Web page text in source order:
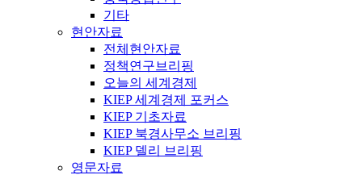
기타
현안자료
전체현안자료
정책연구브리핑
오늘의 세계경제
KIEP 세계경제 포커스
KIEP 기초자료
KIEP 북경사무소 브리핑
KIEP 델리 브리핑
영문자료